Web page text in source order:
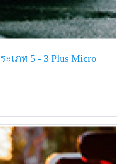
เภท 5 - 3 Plus Micro